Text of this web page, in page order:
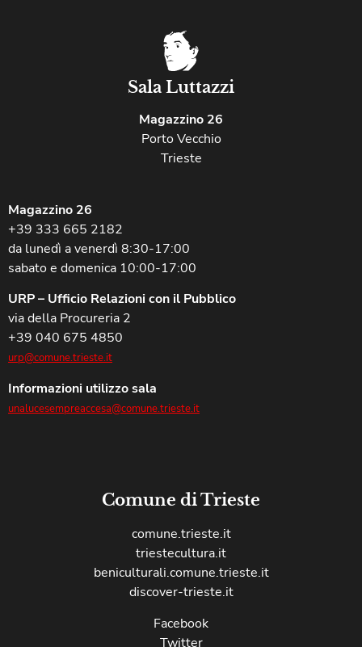
Sala Luttazzi
Magazzino 26
Porto Vecchio
Trieste
Magazzino 26
+39 333 665 2182
da lunedì a venerdì 8:30-17:00
sabato e domenica 10:00-17:00
URP – Ufficio Relazioni con il Pubblico
via della Procureria 2
+39 040 675 4850
urp@comune.trieste.it
Informazioni utilizzo sala
unalucesempreaccesa@comune.trieste.it
Comune di Trieste
comune.trieste.it
triestecultura.it
beniculturali.comune.trieste.it
discover-trieste.it
Facebook
Twitter